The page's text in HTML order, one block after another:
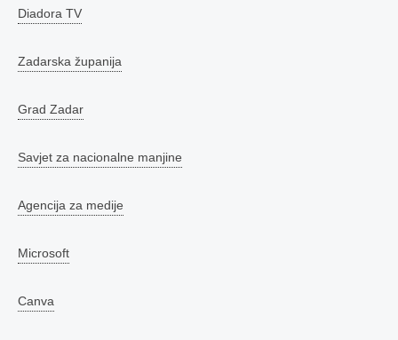
Diadora TV
Zadarska županija
Grad Zadar
Savjet za nacionalne manjine
Agencija za medije
Microsoft
Canva